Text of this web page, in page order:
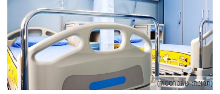
(תמונה: שאטרסטוק)